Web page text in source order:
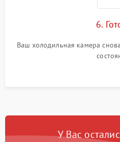
6.
Ваш холодильная камера
У Вас